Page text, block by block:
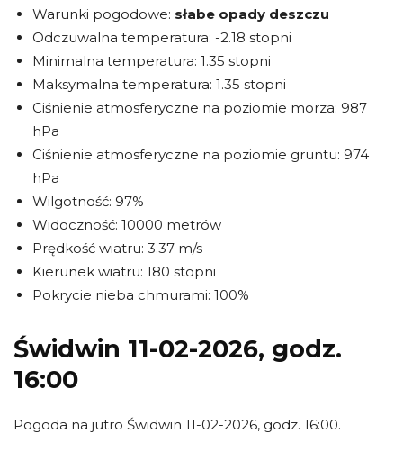
Warunki pogodowe: słabe opady deszczu
Odczuwalna temperatura: -2.18 stopni
Minimalna temperatura: 1.35 stopni
Maksymalna temperatura: 1.35 stopni
Ciśnienie atmosferyczne na poziomie morza: 987
hPa
Ciśnienie atmosferyczne na poziomie gruntu: 974
hPa
Wilgotność: 97%
Widoczność: 10000 metrów
Prędkość wiatru: 3.37 m/s
Kierunek wiatru: 180 stopni
Pokrycie nieba chmurami: 100%
Świdwin 11-02-2026, godz.
16:00
Pogoda na jutro Świdwin 11-02-2026, godz. 16:00.